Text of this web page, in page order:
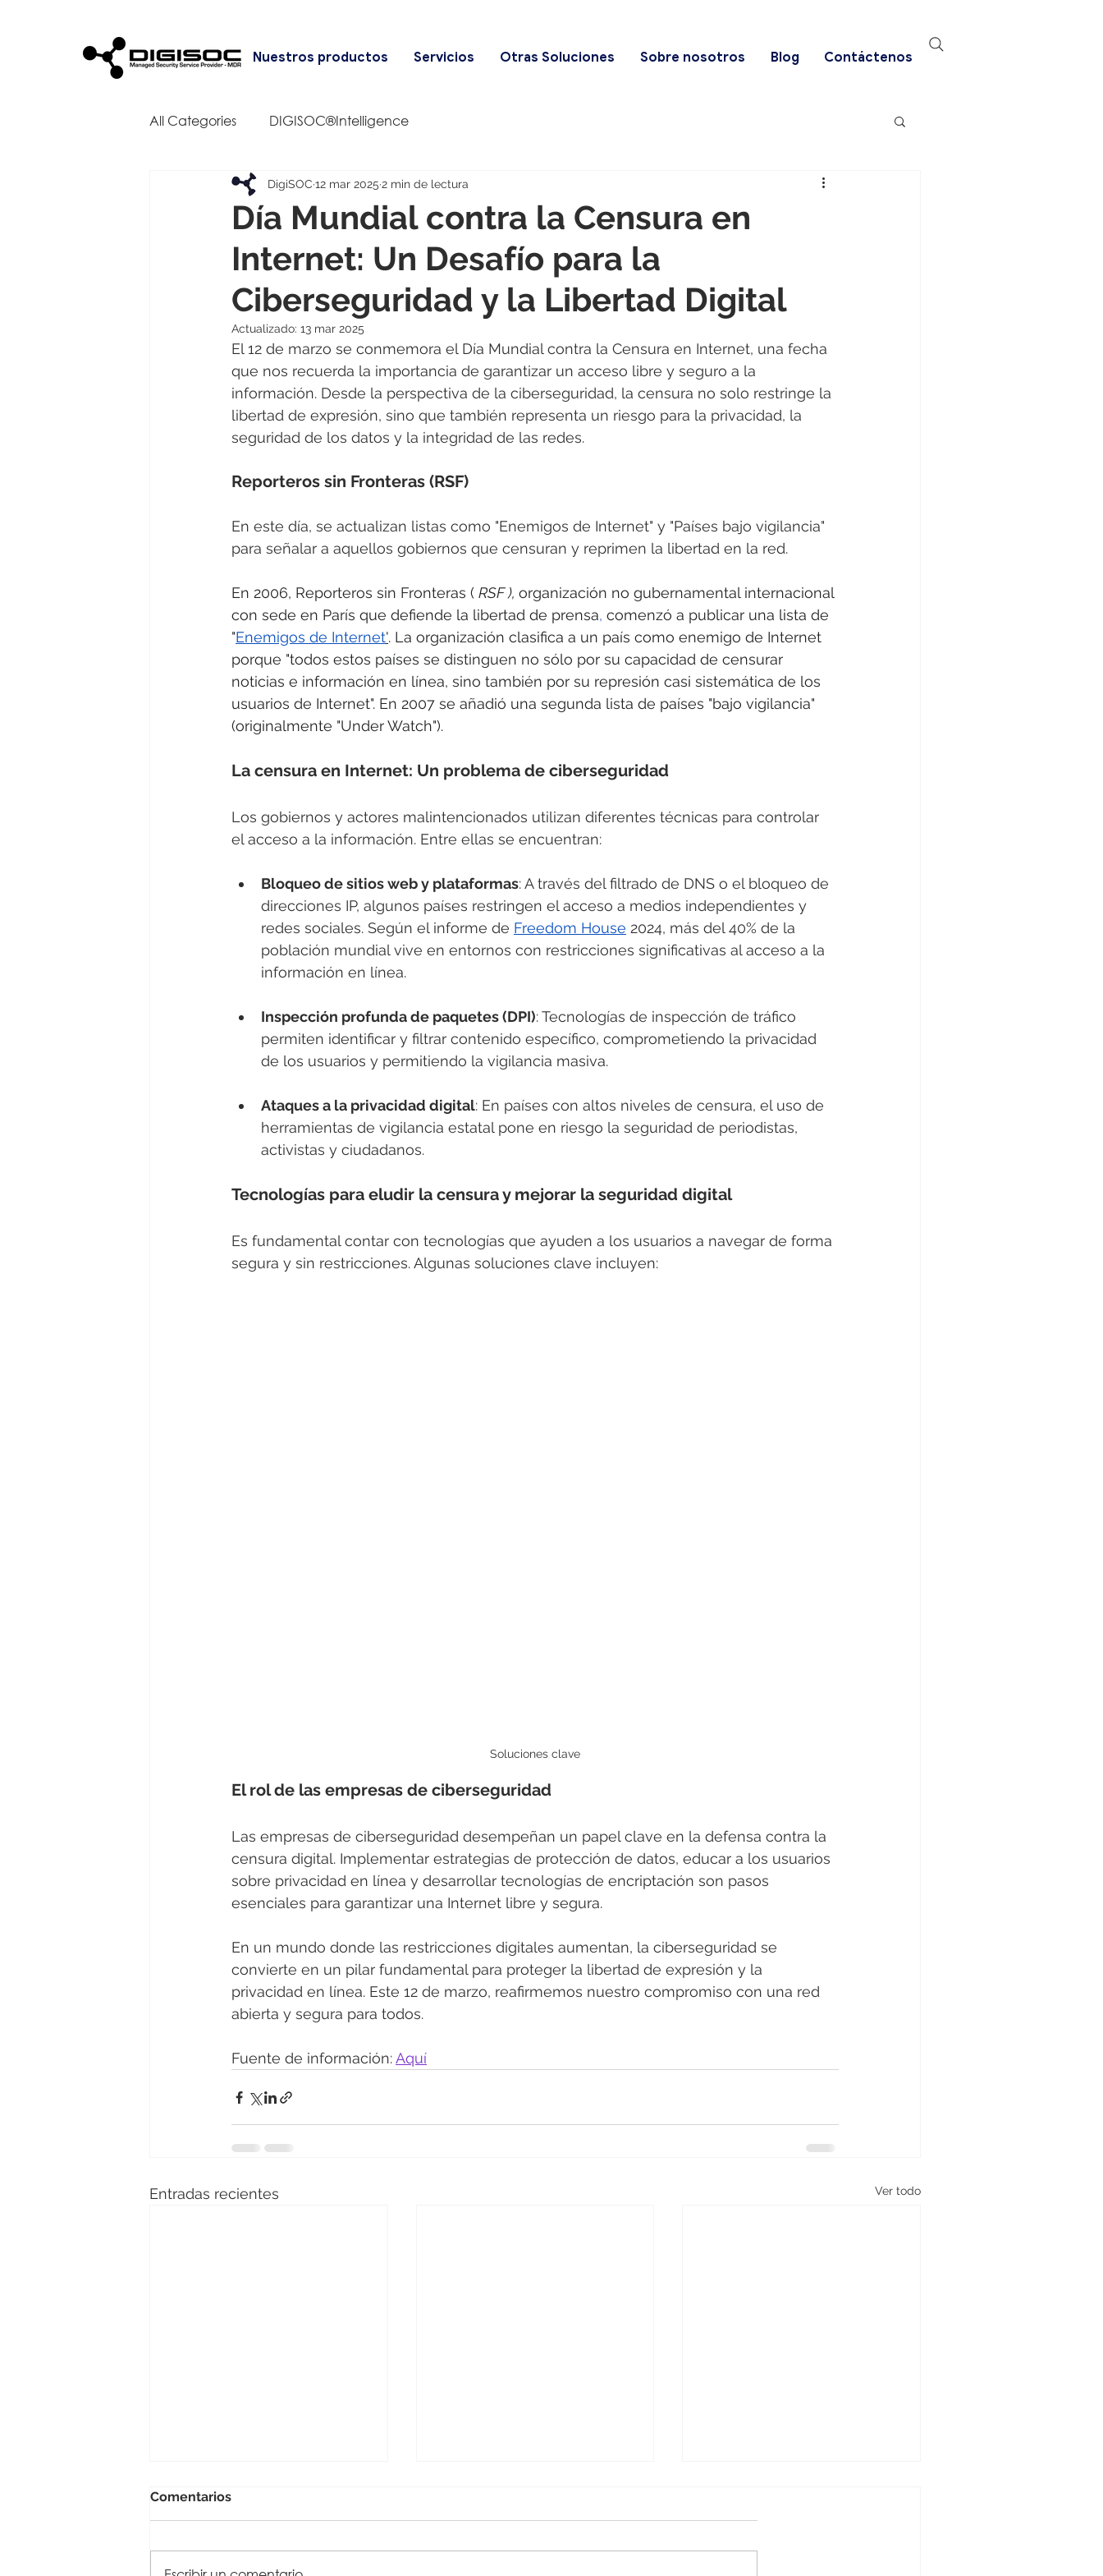
Nuestros productos Servicios Otras Soluciones Sobre nosotros Blog Contáctenos
All Categories DIGISOC®Intelligence
Día Mundial contra la Censura en
Internet: Un Desafío para la
Ciberseguridad y la Libertad Digital
DigiSOC 12 mar 2025 2 min de lectura
Actualizado: 13 mar 2025
El 12 de marzo se conmemora el Día Mundial contra la Censura en Internet, una fecha
que nos recuerda la importancia de garantizar un acceso libre y seguro a la
información. Desde la perspectiva de la ciberseguridad, la censura no solo restringe la
libertad de expresión, sino que también representa un riesgo para la privacidad, la
seguridad de los datos y la integridad de las redes.
Reporteros sin Fronteras (RSF)
En este día, se actualizan listas como "Enemigos de Internet" y "Países bajo vigilancia"
para señalar a aquellos gobiernos que censuran y reprimen la libertad en la red.
En 2006, Reporteros sin Fronteras ( RSF ), organización no gubernamental internacional
con sede en París que defiende la libertad de prensa, comenzó a publicar una lista de
"Enemigos de Internet". La organización clasifica a un país como enemigo de Internet
porque "todos estos países se distinguen no sólo por su capacidad de censurar
noticias e información en línea, sino también por su represión casi sistemática de los
usuarios de Internet". En 2007 se añadió una segunda lista de países "bajo vigilancia"
(originalmente "Under Watch").
La censura en Internet: Un problema de ciberseguridad
Los gobiernos y actores malintencionados utilizan diferentes técnicas para controlar
el acceso a la información. Entre ellas se encuentran:
Bloqueo de sitios web y plataformas: A través del filtrado de DNS o el bloqueo de
direcciones IP, algunos países restringen el acceso a medios independientes y
redes sociales. Según el informe de Freedom House 2024, más del 40% de la
población mundial vive en entornos con restricciones significativas al acceso a la
información en línea.
Inspección profunda de paquetes (DPI): Tecnologías de inspección de tráfico
permiten identificar y filtrar contenido específico, comprometiendo la privacidad
de los usuarios y permitiendo la vigilancia masiva.
Ataques a la privacidad digital: En países con altos niveles de censura, el uso de
herramientas de vigilancia estatal pone en riesgo la seguridad de periodistas,
activistas y ciudadanos.
Tecnologías para eludir la censura y mejorar la seguridad digital
Es fundamental contar con tecnologías que ayuden a los usuarios a navegar de forma
segura y sin restricciones. Algunas soluciones clave incluyen:
Soluciones clave
El rol de las empresas de ciberseguridad
Las empresas de ciberseguridad desempeñan un papel clave en la defensa contra la
censura digital. Implementar estrategias de protección de datos, educar a los usuarios
sobre privacidad en línea y desarrollar tecnologías de encriptación son pasos
esenciales para garantizar una Internet libre y segura.
En un mundo donde las restricciones digitales aumentan, la ciberseguridad se
convierte en un pilar fundamental para proteger la libertad de expresión y la
privacidad en línea. Este 12 de marzo, reafirmemos nuestro compromiso con una red
abierta y segura para todos.
Fuente de información: Aquí
Entradas recientes Ver todo
Comentarios